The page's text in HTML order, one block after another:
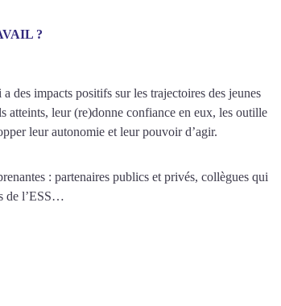
?
des impacts positifs sur les trajectoires des jeunes
atteints, leur (re)donne confiance en eux, les outille
leur autonomie et leur pouvoir d’agir.
: partenaires publics et privés, collègues qui
de l’ESS…